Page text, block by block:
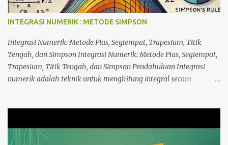
tersebut pada titik yang diketahui. Metode ini sangat berguna jika
kita memiliki data yang terbatas namun ingin memperkirakan
melakukan interpolasi linier, di antaranya adalah dengan
menggunakan rumus matematika dan tabel. Dalam hal ini, kita
dapat menggunakan rumus interp...
INTEGRASI NUMERIK : METODE SIMPSON
Integrasi Numerik: Metode Pias, Segiempat, Trapesium, Titik
Tengah, dan Simpson Integrasi Numerik: Metode Pias, Segiempat,
Trapesium, Titik Tengah, dan Simpson Pendahuluan Integrasi
numerik adalah teknik untuk menghitung integral secara
Simpson, serta cara menghitung galatnya. 5. Metode Simpson
Metode Simpson adalah metode integrasi numerik yang